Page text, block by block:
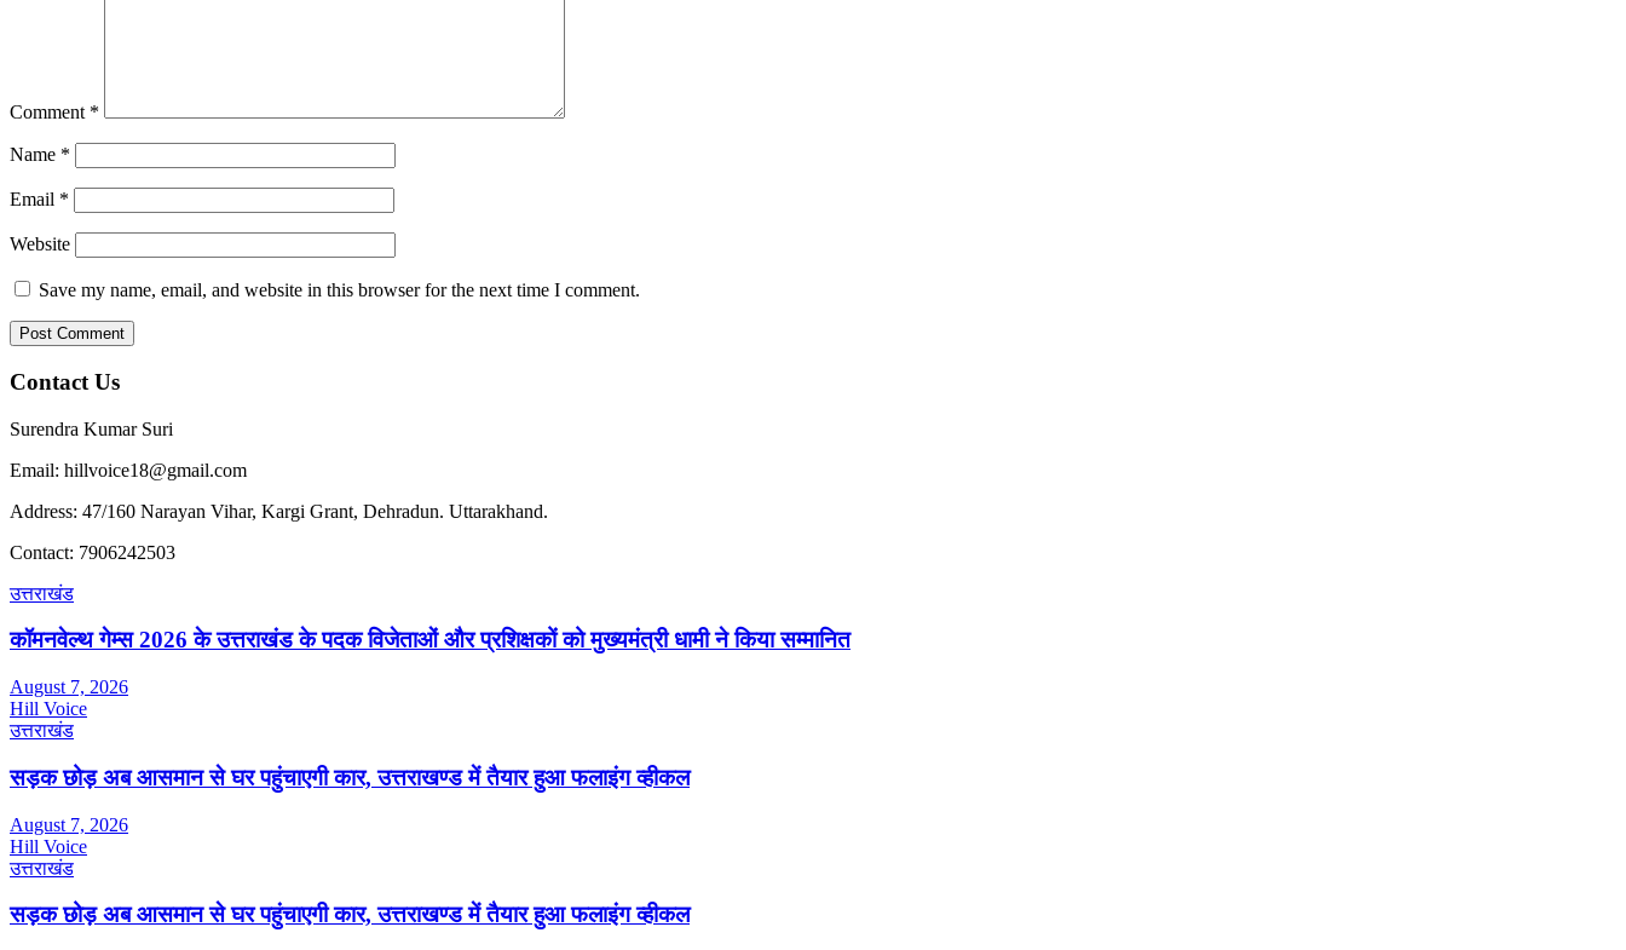
Comment *
Name *
Email *
Website
Save my name, email, and website in this browser for the next time I comment.
Contact Us
Surendra Kumar Suri
Email: hillvoice18@gmail.com
Address: 47/160 Narayan Vihar, Kargi Grant, Dehradun. Uttarakhand.
Contact: 7906242503
उत्तराखंड
कॉमनवेल्थ गेम्स 2026 के उत्तराखंड के पदक विजेताओं और प्रशिक्षकों को मुख्यमंत्री धामी ने किया सम्मानित
August 7, 2026
Hill Voice
उत्तराखंड
सड़क छोड़ अब आसमान से घर पहुंचाएगी कार, उत्तराखण्ड में तैयार हुआ फलाइंग व्हीकल
August 7, 2026
Hill Voice
उत्तराखंड
सड़क छोड़ अब आसमान से घर पहुंचाएगी कार, उत्तराखण्ड में तैयार हुआ फलाइंग व्हीकल